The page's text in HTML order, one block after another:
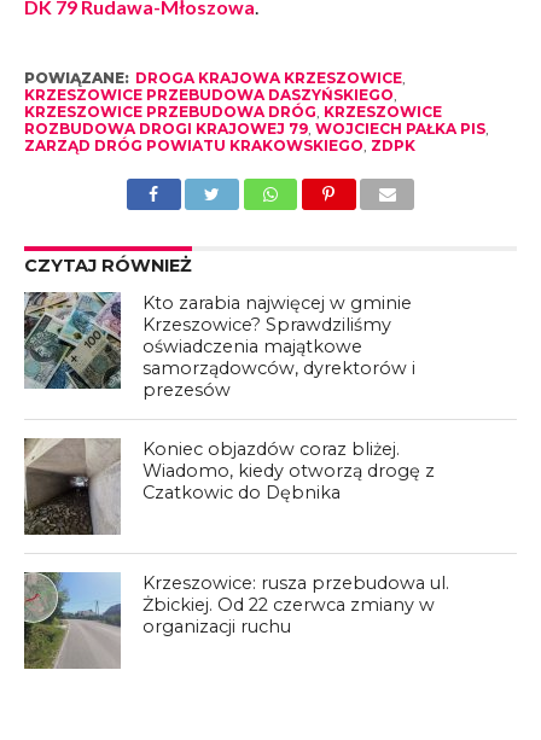
DK 79 Rudawa-Młoszowa
POWIĄZANE: DROGA KRAJOWA KRZESZOWICE,
KRZESZOWICE PRZEBUDOWA DASZYŃSKIEGO
KRZESZOWICE PRZEBUDOWA DRÓG KRZESZOWICE
ROZBUDOWA DROGI KRAJOWEJ 79, WOJCIECH PAŁKA PIS,
ZARZĄD DRÓG POWIATU KRAKOWSKIEGO ZDPK
CZYTAJ RÓWNIEŻ
Kto zarabia najwięcej w gminie
Krzeszowice? Sprawdziliśmy
oświadczenia majątkowe
samorządowców, dyrektorów i
prezesów
Koniec objazdów coraz bliżej.
Wiadomo, kiedy otworzą drogę z
Czatkowic do Dębnika
Krzeszowice: rusza przebudowa ul.
Żbickiej. Od 22 czerwca zmiany w
organizacji ruchu